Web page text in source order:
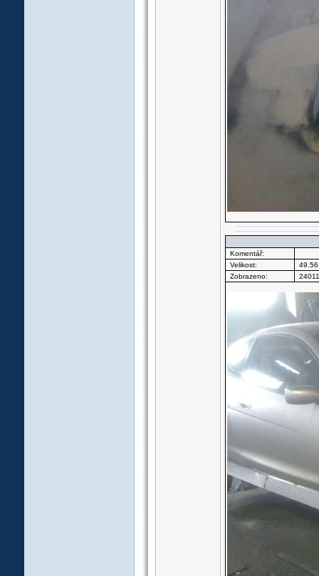
Komentář:
Velikost:
Zobrazeno: